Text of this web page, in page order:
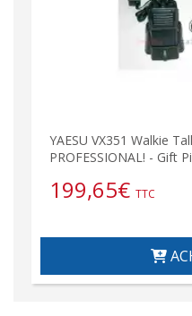
YAESU VX351 Walkie
PROFESSIONAL! - Gift
199,65€ TTC